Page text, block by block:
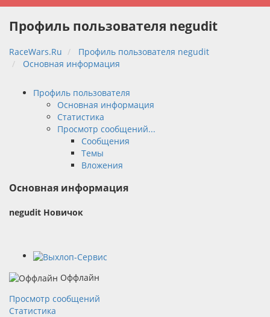
Профиль пользователя negudit
RaceWars.Ru
Профиль пользователя negudit
Основная информация
Профиль пользователя
Основная информация
Статистика
Просмотр сообщений...
Сообщения
Темы
Вложения
Основная информация
negudit Новичок
Оффлайн
Просмотр сообщений
Статистика